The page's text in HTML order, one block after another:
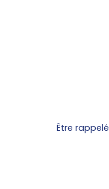
Être rappelé